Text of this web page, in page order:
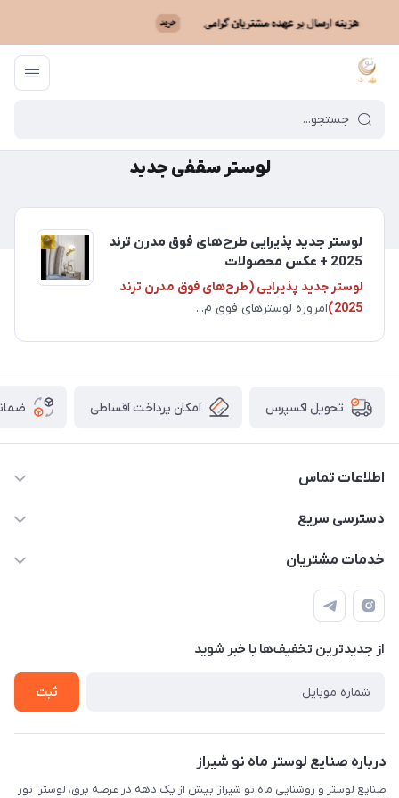
ماه نو / لوستر سقفی جدید
لوستر سقفی جدید
لوستر جدید پذیرایی طرح‌های فوق مدرن ترند
2025 + عکس محصولات
لوستر جدید پذیرایی (طرح‌های فوق مدرن ترند
2025) امروزه لوسترهای فوق م...
تحویل اکسپرس امکان پرداخت اقساطی
اطلاعات تماس
09171115348
طبقه همکف واحد 131
دسترسی سریع
مجله فروشگاه
درباره ما
تماس با ما
خدمات مشتریان
قوانین و مقررات
حریم خصوصی
راهنما
از جدید‌ترین تخفیف‌ها با‌ خبر شوید
ثبت
درباره صنایع لوستر ماه نو شیراز
صنایع لوستر و روشنایی ماه نو شیراز بیش از یک دهه در عرصه برق، لوستر، نور